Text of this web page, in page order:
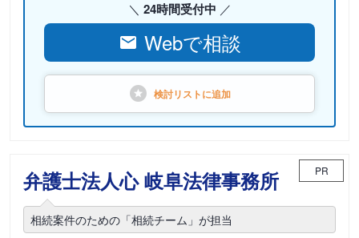
24時間受付中
Webで相談
検討リストに追加
弁護士法人心 岐阜法律事務所 PR
相続案件のための「相続チーム」が担当